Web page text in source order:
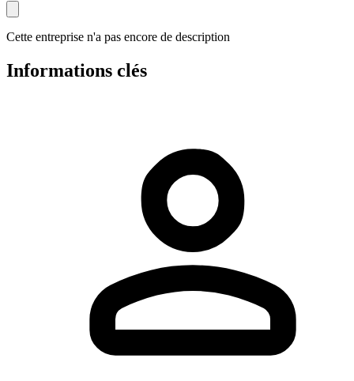
Cette entreprise n'a pas encore de description
Informations clés